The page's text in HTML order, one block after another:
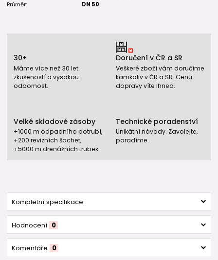
Průměr:
DN 50
30+
Máme více než 30 let
zkušeností a vysokou
odbornost.
Doručení v ČR a SR
Veškeré zboží vám doručíme
kamkoliv v ČR a SR. Cenu
dopravy víte ihned.
Velké skladové zásoby
+1000 m odpadního potrubí,
+200 revizních šachet,
+5000 m drenážních trubek
Technické poradenství
Unikátní návody. Zavolejte,
poradíme.
Kompletní specifikace
Hodnocení 0
Komentáře 0